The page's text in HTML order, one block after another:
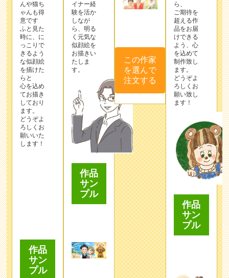
んや猫ち
ゃんも得
意です
ふと見た
時に、に
っこりで
きるよう
な似顔絵
を描けた
らと
心を込め
てお描き
しており
ます。
どうぞよ
ろしくお
願いいた
します！
サン
プル
イナー経
験を活か
しなが
ら、明る
く元気な
似顔絵を
お描きい
たしま
す。
作品
サン
プル
この作家
を選んで
注文する
ら、
ご期待を
超える作
品をお届
けできる
よう、心
を込めて
制作致し
ます。
どうぞよ
ろしくお
願い致し
ます！
作品
サン
プル